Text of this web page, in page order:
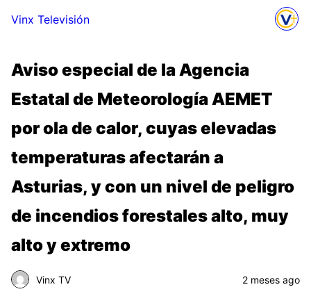
Vinx Televisión
Aviso especial de la Agencia
Estatal de Meteorología AEMET
por ola de calor, cuyas elevadas
temperaturas afectarán a
Asturias, y con un nivel de peligro
de incendios forestales alto, muy
alto y extremo
Vinx TV 2 meses ago